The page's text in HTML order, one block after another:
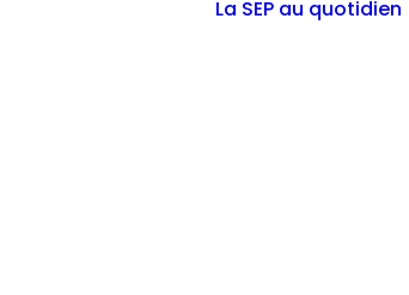
La SEP au quotidien